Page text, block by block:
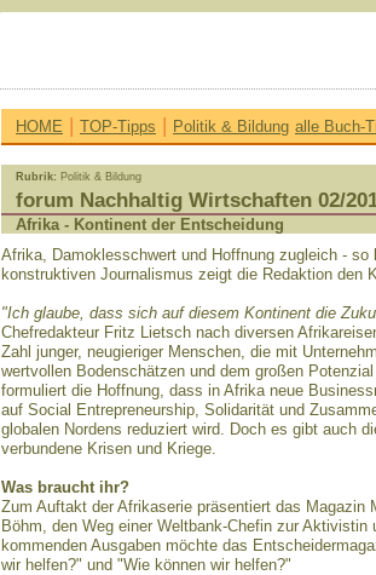
HOME | TOP-Tipps | Politik & Bildung alle Buch-
Rubrik: Politik & Bildung
forum Nachhaltig Wirtschaften 02/
Afrika - Kontinent der Entscheidung
Afrika, Damoklesschwert und Hoffnung zugleich -
konstruktiven Journalismus zeigt die Redaktion den
"Ich glaube, dass sich auf diesem Kontinent die
Chefredakteur Fritz Lietsch nach diversen
Zahl junger, neugieriger Menschen, die mit
wertvollen Bodenschätzen und dem großen
formuliert die Hoffnung, dass in Afrika neue
auf Social Entrepreneurship, Solidarität und
globalen Nordens reduziert wird. Doch es gibt auch
verbundene Krisen und Kriege.
Was braucht ihr?
Zum Auftakt der Afrikaserie präsentiert das
Böhm, den Weg einer Weltbank-Chefin zur
kommenden Ausgaben möchte das
wir helfen?" und "Wie können wir helfen?"